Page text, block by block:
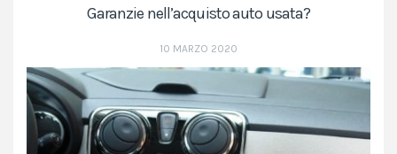
Garanzie nell’acquisto auto usata?
10 MARZO 2020